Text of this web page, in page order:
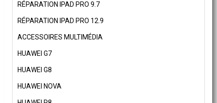
RÉPARATION IPAD PRO 9.7
RÉPARATION IPAD PRO 12.9
ACCESSOIRES MULTIMÉDIA
HUAWEI G7
HUAWEI G8
HUAWEI NOVA